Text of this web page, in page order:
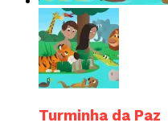
Turminha da Paz